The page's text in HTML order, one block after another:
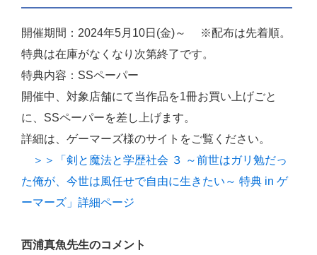
開催期間：2024年5月10日(金)～ ※配布は先着順。
特典は在庫がなくなり次第終了です。
特典内容：SSペーパー
開催中、対象店舗にて当作品を1冊お買い上げごと
に、SSペーパーを差し上げます。
詳細は、ゲーマーズ様のサイトをご覧ください。
＞＞「剣と魔法と学歴社会 ３ ～前世はガリ勉だっ
た俺が、今世は風任せで自由に生きたい～ 特典 in ゲ
ーマーズ」詳細ページ
西浦真魚先生のコメント